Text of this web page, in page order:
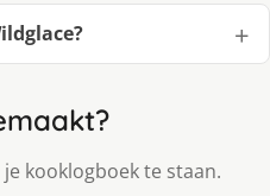
kooklogboek te staan.